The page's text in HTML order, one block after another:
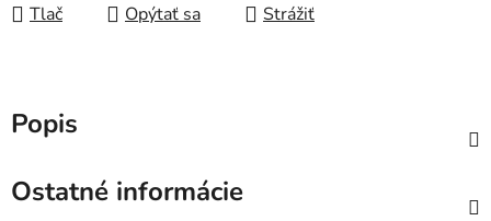
Tlač Opýtať sa Strážiť
Popis
Ostatné informácie